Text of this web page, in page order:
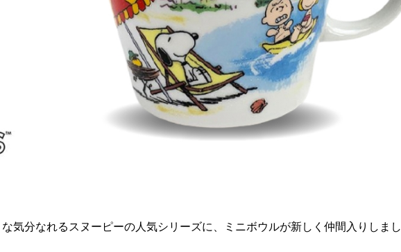
気分なれるスヌーピーの人気シリーズに、ミニボウルが新しく仲間入りしまし